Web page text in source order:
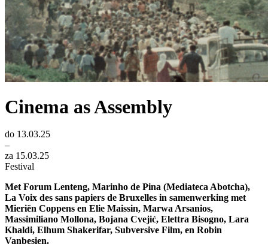
Cinema as Assembly
do 13.03.25
–
za 15.03.25
Festival
Met Forum Lenteng, Marinho de Pina (Mediateca Abotcha),
La Voix des sans papiers de Bruxelles in samenwerking met
Mieriën Coppens en Elie Maissin, Marwa Arsanios,
Massimiliano Mollona, Bojana Cvejić, Elettra Bisogno, Lara
Khaldi, Elhum Shakerifar, Subversive Film, en Robin
Vanbesien.